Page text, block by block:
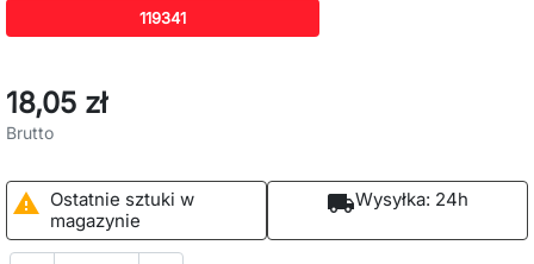
119341
18,05 zł
Brutto

Ostatnie sztuki w
magazynie
local_shippingWysyłka: 24h